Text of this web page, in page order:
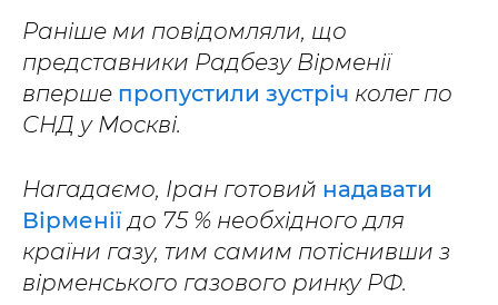
Раніше ми повідомляли, що
представники Радбезу Вірменії
вперше пропустили зустріч колег по
СНД у Москві.
Нагадаємо, Іран готовий надавати
Вірменії до 75 % необхідного для
країни газу, тим самим потіснивши з
вірменського газового ринку РФ.